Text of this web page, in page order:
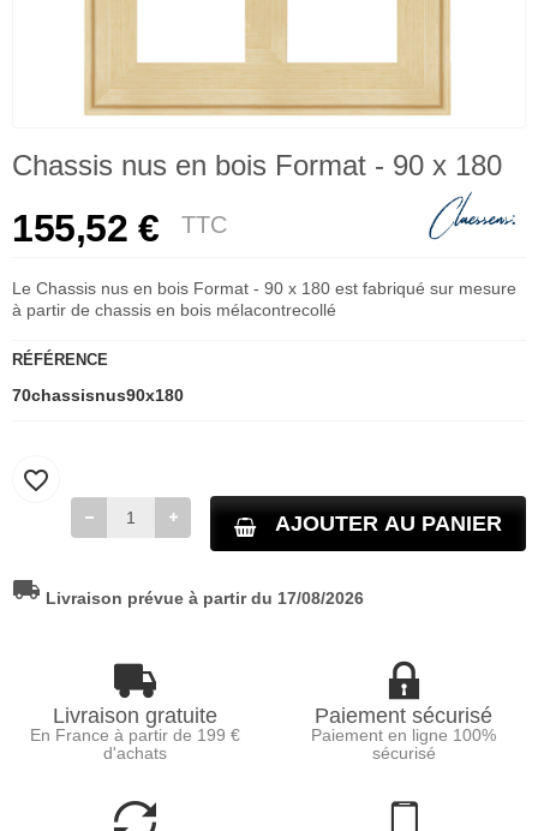
Chassis nus en bois Format - 90 x 180
155,52 € TTC
Le Chassis nus en bois Format - 90 x 180 est fabriqué sur mesure
à partir de chassis en bois mélacontrecollé
RÉFÉRENCE
70chassisnus90x180
AJOUTER AU PANIER
favorite_border
local_shipping Livraison prévue à partir du 17/08/2026
Livraison gratuite
En France à partir de 199 €
d'achats
Paiement sécurisé
Paiement en ligne 100%
sécurisé